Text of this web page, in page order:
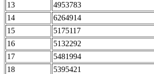
13 4953783
14 6264914
15 5175117
16 5132292
17 5481994
18 5395421